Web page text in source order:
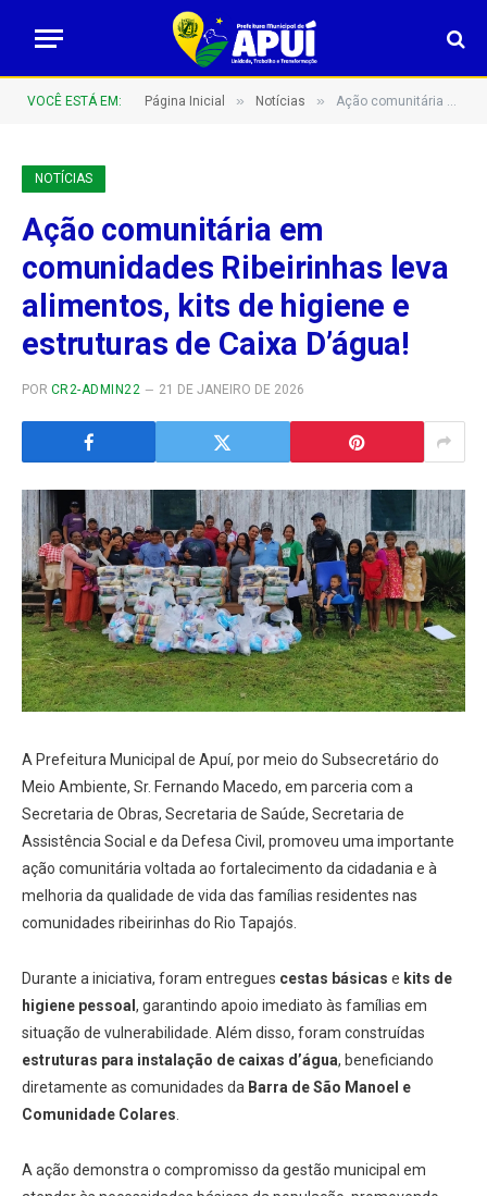
VOCÊ ESTÁ EM: Página Inicial » Notícias » Ação comunitária em comunidades Ribeirinhas leva alimentos, kits de higiene e estruturas de Caixa D’água!
NOTÍCIAS
Ação comunitária em
comunidades Ribeirinhas leva
alimentos, kits de higiene e
estruturas de Caixa D’água!
POR CR2-ADMIN22 21 DE JANEIRO DE 2026
A Prefeitura Municipal de Apuí, por meio do Subsecretário do
Meio Ambiente, Sr. Fernando Macedo, em parceria com a
Secretaria de Obras, Secretaria de Saúde, Secretaria de
Assistência Social e da Defesa Civil, promoveu uma importante
ação comunitária voltada ao fortalecimento da cidadania e à
melhoria da qualidade de vida das famílias residentes nas
comunidades ribeirinhas do Rio Tapajós.
Durante a iniciativa, foram entregues cestas básicas e kits de
higiene pessoal , garantindo apoio imediato às famílias em
situação de vulnerabilidade. Além disso, foram construídas
estruturas para instalação de caixas d’água, beneficiando
diretamente as comunidades da Barra de São Manoel e
Comunidade Colares
A ação demonstra o compromisso da gestão municipal em